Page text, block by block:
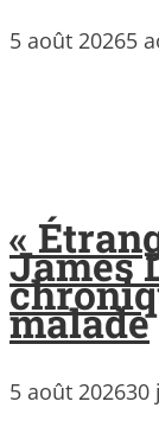
5 août 20265
«
James
malade
5 août 202630